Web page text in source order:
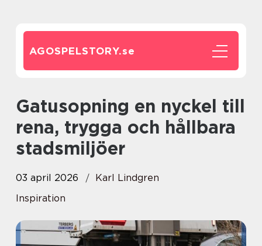
AGOSPELSTORY.se
Gatusopning en nyckel till
rena, trygga och hållbara
stadsmiljöer
03 april 2026
Karl Lindgren
Inspiration